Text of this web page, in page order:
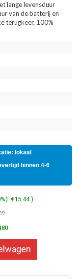
lange levensduur
van de batterij en
terugkeer, 100%
lokaal
binnen 4-6
€15.44 )